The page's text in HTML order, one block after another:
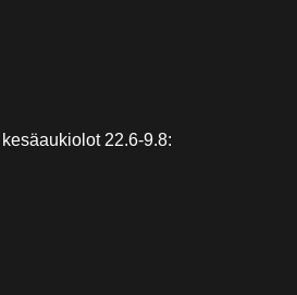
22.6-9.8: